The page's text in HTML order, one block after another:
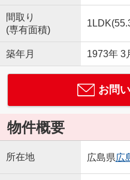
間取り
(専有面積)
築年月 1973年 3
お問
物件概要
所在地 広島県広